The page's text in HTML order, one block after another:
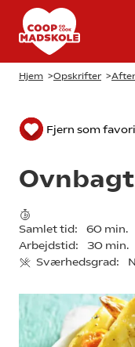
Hjem >Opskrifter >
Fjern som
Samlet tid:
60 min.
Arbejdstid:
30 min.
Sværhedsgrad: